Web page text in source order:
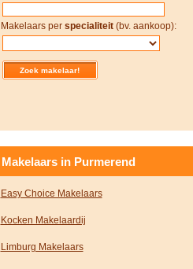
Makelaars per specialiteit(bv. aankoop):
Makelaars in Purmerend
Easy Choice Makelaars
Kocken Makelaardij
Limburg Makelaars